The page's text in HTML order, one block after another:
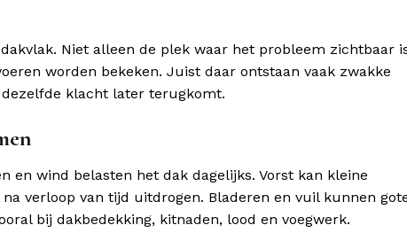
Niet alleen de plek waar het probleem zichtbaar
worden bekeken. Juist daar ontstaan vaak zwakke
klacht later terugkomt.
en wind belasten het dak dagelijks. Vorst kan kleine
verloop van tijd uitdrogen. Bladeren en vuil kunnen
bij dakbedekking, kitnaden, lood en voegwerk.